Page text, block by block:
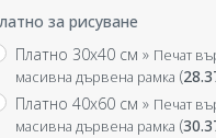
за рисуване
Платно 30x40 см » Печат
масивна дървена рамка (
Платно 40x60 см » Печат
масивна дървена рамка (